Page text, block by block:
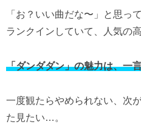
「お？いい曲だな〜」と思っ
ランクインしていて、人気の
「ダンダダン」の魅力は、一
一度観たらやめられない、次
た見たい…。